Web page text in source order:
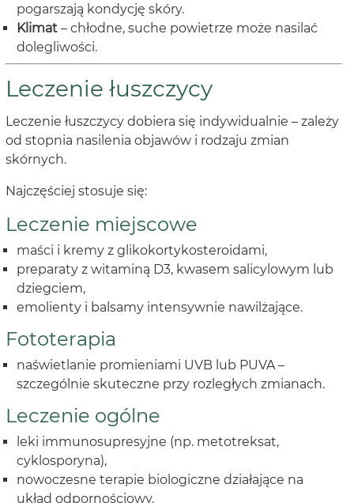
pogarszają kondycję skóry.
Klimat – chłodne, suche powietrze może nasilać
dolegliwości.
Leczenie łuszczycy
Leczenie łuszczycy dobiera się indywidualnie – zależy
od stopnia nasilenia objawów i rodzaju zmian
skórnych.
Najczęściej stosuje się:
Leczenie miejscowe
maści i kremy z glikokortykosteroidami,
preparaty z witaminą D3, kwasem salicylowym lub
dziegciem,
emolienty i balsamy intensywnie nawilżające.
Fototerapia
naświetlanie promieniami UVB lub PUVA –
szczególnie skuteczne przy rozległych zmianach.
Leczenie ogólne
leki immunosupresyjne (np. metotreksat,
cyklosporyna),
nowoczesne terapie biologiczne działające na
układ odpornościowy.